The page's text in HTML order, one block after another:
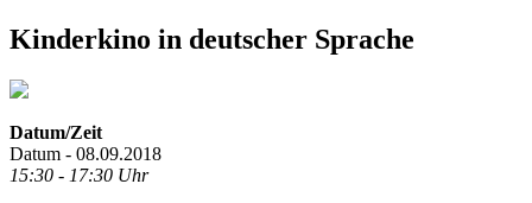
Kinderkino in deutscher Sprache
Datum/Zeit
Datum - 08.09.2018
15:30 - 17:30 Uhr